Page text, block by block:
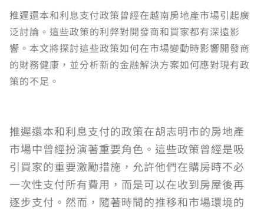
推遲還本和利息支付政策曾經在越南房地產市場引起廣
泛討論。這些政策的利弊對開發商和買家都有深遠影
響。本文將探討這些政策如何在市場變動時影響開發商
的財務健康，並分析新的金融解決方案如何應對現有政
策的不足。
推遲還本和利息支付的政策在胡志明市的房地產
市場中曾經扮演著重要角色。這些政策曾經是吸
引買家的重要激勵措施，允許他們在購房時不必
一次性支付所有費用，而是可以在收到房屋後再
逐步支付。然而，隨著時間的推移和市場環境的